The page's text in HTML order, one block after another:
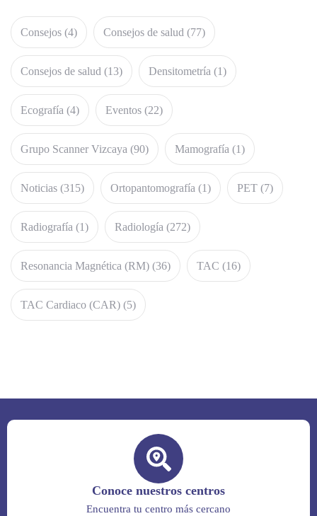
Consejos (4) Consejos de salud (77)
Consejos de salud (13) Densitometría (1)
Ecografía (4) Eventos (22)
Grupo Scanner Vizcaya (90) Mamografía (1)
Noticias (315) Ortopantomografía (1) PET (7)
Radiografía (1) Radiología (272)
Resonancia Magnética (RM) (36) TAC (16)
TAC Cardiaco (CAR) (5)
Conoce nuestros centros
Encuentra tu centro más cercano